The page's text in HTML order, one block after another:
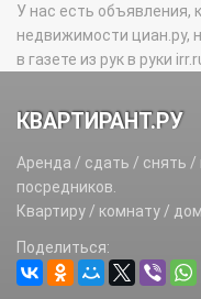
У нас есть объявления,
недвижимости циан.ру,
в газете из рук в руки
КВАРТИРАНТ.РУ
Аренда / сдать / снять
посредников.
Квартиру / комнату /
Поделиться: